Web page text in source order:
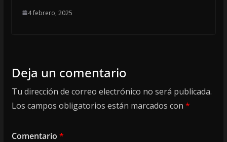
4 febrero, 2025
Deja un comentario
Tu dirección de correo electrónico no será publicada.
Los campos obligatorios están marcados con *
Comentario *